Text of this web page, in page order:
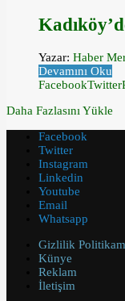
Yazar: Haber
Devamını Oku
FacebookTwitter
Daha Fazlasını Yükle
Facebook
Twitter
Instagram
Linkedin
Youtube
Email
Whatsapp
Gizlilik
Künye
Reklam
İletişim